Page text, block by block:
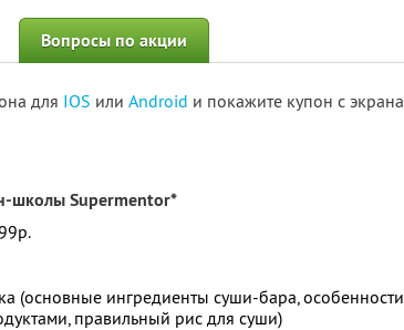
Вопросы по акции
для IOS или Android и покажите купон с экрана
школы Supermentor*
(основные ингредиенты суши-бара, особенности
правильный рис для суши)